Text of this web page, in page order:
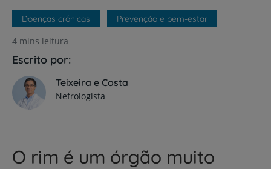
Doenças crónicas Prevenção e bem-estar
4 mins leitura
Escrito por:
Teixeira e Costa
Nefrologista
O rim é um órgão muito